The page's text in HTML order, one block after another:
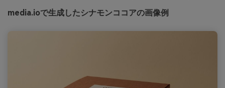
media.ioで生成したシナモンココアの画像例